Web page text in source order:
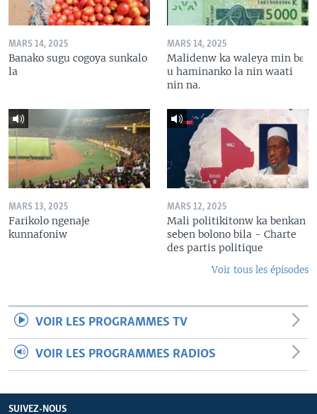
MARS 14, 2025
Banako sugu cogoya sunkalo
la
MARS 14, 2025
Malidenw ka waleya min bɛ
u haminanko la nin waati
nin na.
MARS 13, 2025
Farikolo ngenaje
kunnafoniw
MARS 12, 2025
Mali politikitonw ka benkan
seben bolono bila - Charte
des partis politique
Voir tous les épisodes
VOIR LES PROGRAMMES TV
VOIR LES PROGRAMMES RADIOS
SUIVEZ-NOUS